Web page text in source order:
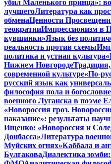
убил Маленького принца»:
лучшегоЛитература как
обменаЦенности
теократииИмпрессионизм в
кувшинки»Язык без
реальность против схемы
политика и устная культура
Нижнем Новгороде
современной культуре«По-
русский язык как
философия пола и богословие
военного Луганска в поэме
«Новороссия гроз.
наказание»: результаты
Ищенко: «Новороссия и
Донбасса»Литература
Муйских огнях»Каббала и
БулгаковаДиалектика